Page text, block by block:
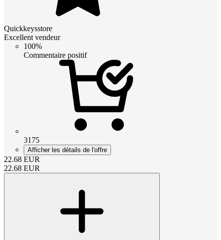
Quickkeysstore
Excellent vendeur
100%
Commentaire positif
3175
Afficher les détails de l'offre
22.68 EUR
22.68 EUR